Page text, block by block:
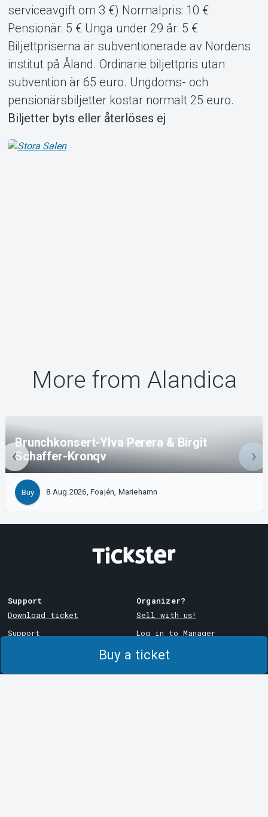
Buy a ticket
serviceavgift om 3 €) Normalpris: 10 €
Pensionär: 5 € Unga under 29 år: 5 €
Biljettpriserna är subventionerade av Nordens
institut på Åland. Ordinarie biljettpris utan
subvention är 65 euro. Ungdoms- och
pensionärsbiljetter kostar normalt 25 euro.
Biljetter byts eller återlöses ej
More from Alandica
Brunchkonsert-Ylva Perera & Birgit
Schaffer-Kronqv
Buy 8 Aug 2026, Foajén, Mariehamn
Support
Download ticket
Support
Purchase and delivery
Privacy policy
Organizer?
Sell with us!
Log in to Manager
System Support